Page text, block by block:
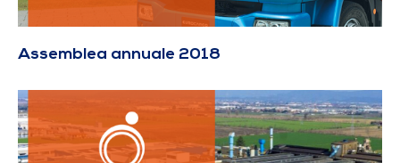
Assemblea annuale 2018